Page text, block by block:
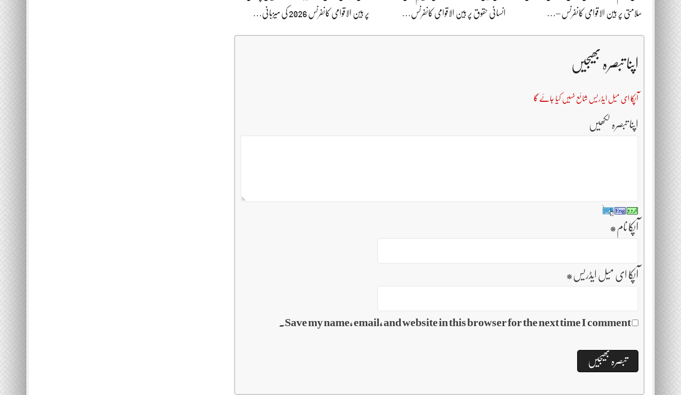
سلامتی پر بین الاقوامی کانفرنس –… انسانی حقوق پر بین الاقوامی کانفرنس… پر بین الاقوامی کانفرنس 2026 کی میزبانی…
اپنا تبصرہ بھیجیں
آپکا ای میل ایڈریس شائع نہیں کیا جائے گا
اپنا تبصرہ لکھیں
آپکا نام *
آپکا ای میل ایڈریس *
Save my name, email, and website in this browser for the next time I comment.